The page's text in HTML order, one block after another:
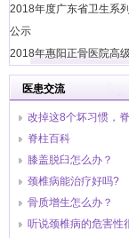
2018年度广东省卫生系
公示
2018年惠阳正骨医院高
2018年惠阳正骨医院高
惠阳正骨医院2018年9
2018年惠阳正骨医院高
2017年惠阳正骨医院高
2017年惠阳正骨医院高
中国平安财产保险公司
骨医院正式签订协议
2016年5月4日、10日我
医患交流
改掉这8个坏习惯，
脊柱百科
膝盖脱臼怎么办？
颈椎病能治疗好吗?
骨质增生怎么办？
听说颈椎病的危害性